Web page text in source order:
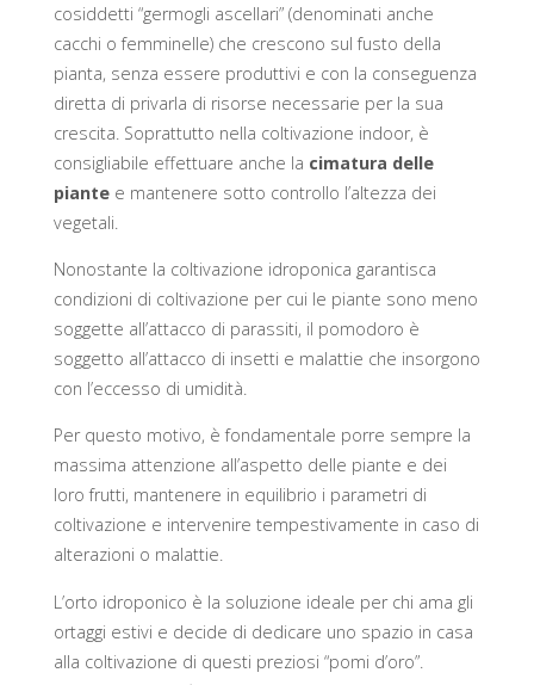
cosiddetti “germogli ascellari” (denominati anche
cacchi o femminelle) che crescono sul fusto della
pianta, senza essere produttivi e con la conseguenza
diretta di privarla di risorse necessarie per la sua
crescita. Soprattutto nella coltivazione indoor, è
consigliabile effettuare anche la cimatura delle
piantee mantenere sotto controllo l’altezza dei
vegetali.
Nonostante la coltivazione idroponica garantisca
condizioni di coltivazione per cui le piante sono meno
soggette all’attacco di parassiti, il pomodoro è
soggetto all’attacco di insetti e malattie che insorgono
con l’eccesso di umidità.
Per questo motivo, è fondamentale porre sempre la
massima attenzione all’aspetto delle piante e dei
loro frutti, mantenere in equilibrio i parametri di
coltivazione e intervenire tempestivamente in caso di
alterazioni o malattie.
L’orto idroponico è la soluzione ideale per chi ama gli
ortaggi estivi e decide di dedicare uno spazio in casa
alla coltivazione di questi preziosi “pomi d’oro”.